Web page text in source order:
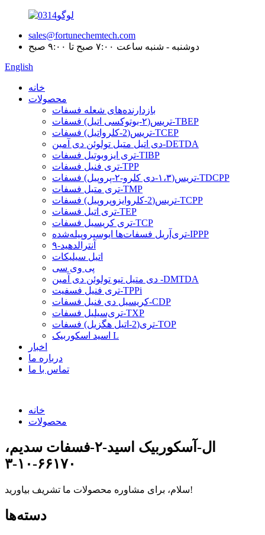
sales@fortunechemtech.com
دوشنبه - شنبه ساعت ۷:۰۰ صبح تا ۹:۰۰ صبح
English
خانه
محصولات
بازدارنده‌های شعله فسفات
تریس(۲-بوتوکسی اتیل) فسفات-TBEP
تریس(2-کلرواتیل) فسفات-TCEP
دی اتیل متیل تولوئن دی آمین-DETDA
تری ایزوبوتیل فسفات-TIBP
تری فنیل فسفات-TPP
تریس(۱،۳-دی کلرو-۲-پروپیل) فسفات-TDCPP
تری متیل فسفات-TMP
تریس(2-کلروایزوپروپیل) فسفات-TCPP
تری اتیل فسفات-TEP
تری کریسیل فسفات-TCP
تری‌آریل فسفات‌ها ایوسپروپیله‌شده-IPPP
۹-آنترالدهید
اتیل سیلیکات
پی وی سی
دی متیل تیو تولوئن دی آمین -DMTDA
تری فنیل فسفیت-TPPi
کریسیل دی فنیل فسفات-CDP
تری‌سیلیل فسفات-TXP
تری(2-اتیل هگزیل) فسفات-TOP
اسید اسکوربیک L
اخبار
درباره ما
تماس با ما
خانه
محصولات
ال-آسکوربیک اسید-۲-فسفات سدیم،
۶۶۱۷۰-۱۰-۳
سلام، برای مشاوره محصولات ما تشریف بیاورید!
دسته‌ها